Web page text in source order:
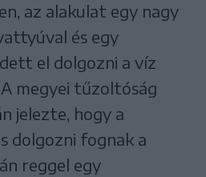
az alakulat egy nagy
és egy
el dolgozni a víz
megyei tűzoltóság
jelezte, hogy a
dolgozni fognak a
reggel egy